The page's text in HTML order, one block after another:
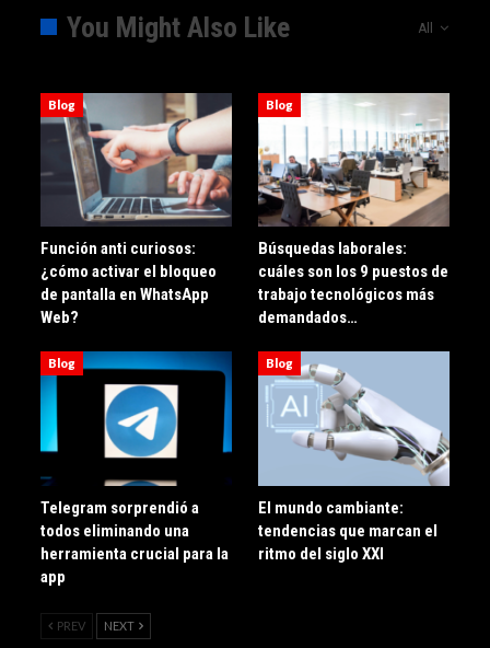
All
You Might Also Like
Blog
Función anti curiosos:
¿cómo activar el bloqueo
de pantalla en WhatsApp
Web?
Blog
Búsquedas laborales:
cuáles son los 9 puestos de
trabajo tecnológicos más
demandados…
Blog
Telegram sorprendió a
todos eliminando una
herramienta crucial para la
app
Blog
El mundo cambiante:
tendencias que marcan el
ritmo del siglo XXI
PREV NEXT